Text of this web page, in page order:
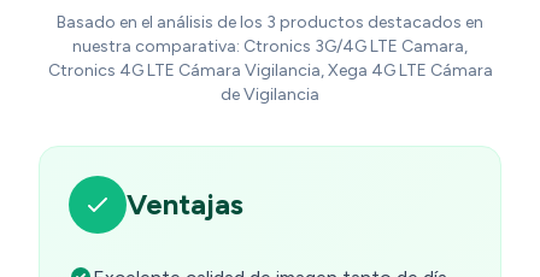
Basado en el análisis de los 3 productos destacados en
nuestra comparativa: Ctronics 3G/4G LTE Camara,
Ctronics 4G LTE Cámara Vigilancia, Xega 4G LTE Cámara
de Vigilancia
Ventajas